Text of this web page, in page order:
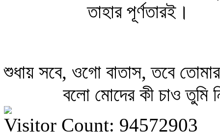
তাহার পূর্ণতারই।
শুধায় সবে, ওগো বাতাস, তবে
বলো মোদের কী চাও তুমি
Visitor Count: 94572903